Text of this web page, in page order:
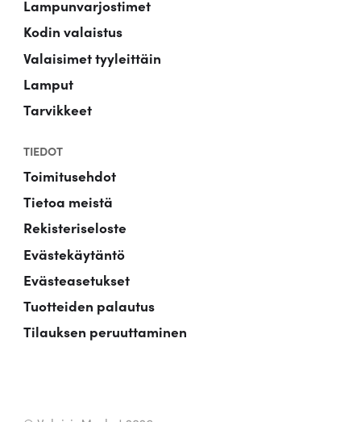
Lampunvarjostimet
Kodin valaistus
Valaisimet tyyleittäin
Lamput
Tarvikkeet
TIEDOT
Toimitusehdot
Tietoa meistä
Rekisteriseloste
Evästekäytäntö
Evästeasetukset
Tuotteiden palautus
Tilauksen peruuttaminen